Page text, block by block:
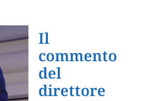
Il
commento
del
direttore